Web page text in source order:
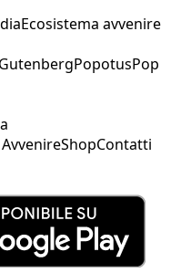
Ecosistema avvenire
GutenbergPopotusPop
ShopContatti